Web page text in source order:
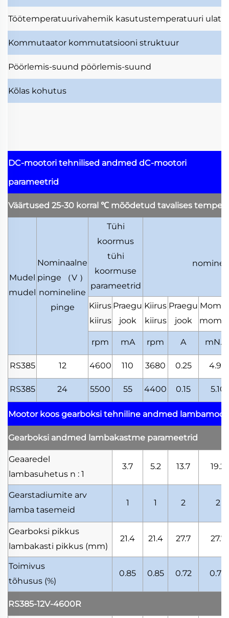
Töötemperatuurivahemik kasutustemperatuuri
Kommutaator kommutatsiooni struktuur
Pöörlemis-suund pöörlemis-suund
Kõlas kohutus
DC-mootori tehnilised andmed dC-mootori
parameetrid
Väärtused 25-30 korral ℃ mõõdetud tavalises
Mudel
mudel
Nominaalne
pinge
（V ）
nomineline
pinge
Tühi
koormus
tühi
koormuse
parameetrid
Kiirus
kiirus
Praegu
jook
Kiirus
kiirus
Praegu
jook
rpm mA rpm A
RS385 12 4600 110 3680 0.25 4.98
RS385 24 5500 55 4400 0.15 5.10
Mootor koos gearboksi tehniline andmed
Gearboksi andmed lambakastme parameetrid
Geaaredel
lambasuhetus n : 1
3.7 5.2 13.7 19.2
Gearstadiumite arv
lamba tasemeid
1 1 2 2
Gearboksi pikkus
lambakasti pikkus (mm)
21.4 21.4 27.7 27.7
Toimivus
tõhusus (%)
0.85 0.85 0.72 0.72
RS385-12V-4600R